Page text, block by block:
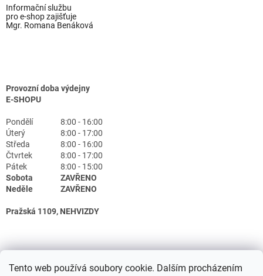
Tento web používá soubory cookie. Dalším procházením
Informační službu
pro e-shop zajišťuje
Mgr. Romana Benáková
Provozní doba výdejny
E-SHOPU
Pondělí
8:00 - 16:00
Úterý
8:00 - 17:00
Středa
8:00 - 16:00
Čtvrtek
8:00 - 17:00
Pátek
8:00 - 15:00
Sobota
ZAVŘENO
Neděle
ZAVŘENO
Pražská 1109, NEHVIZDY